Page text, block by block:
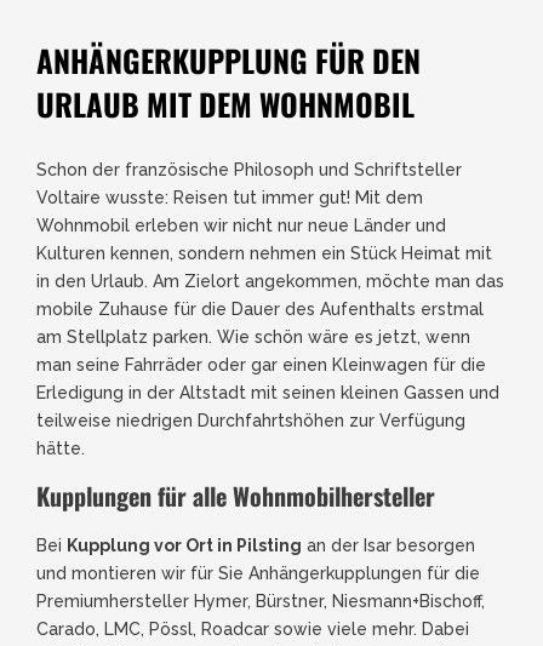
ANHÄNGERKUPPLUNG FÜR DEN
URLAUB MIT DEM WOHNMOBIL
Schon der französische Philosoph und Schriftsteller
Voltaire wusste: Reisen tut immer gut! Mit dem
Wohnmobil erleben wir nicht nur neue Länder und
Kulturen kennen, sondern nehmen ein Stück Heimat mit
in den Urlaub. Am Zielort angekommen, möchte man das
mobile Zuhause für die Dauer des Aufenthalts erstmal
am Stellplatz parken. Wie schön wäre es jetzt, wenn
man seine Fahrräder oder gar einen Kleinwagen für die
Erledigung in der Altstadt mit seinen kleinen Gassen und
teilweise niedrigen Durchfahrtshöhen zur Verfügung
hätte.
Kupplungen für alle Wohnmobilhersteller
Bei Kupplung vor Ort in Pilsting an der Isar besorgen
und montieren wir für Sie Anhängerkupplungen für die
Premiumhersteller Hymer, Bürstner, Niesmann+Bischoff,
Carado, LMC, Pössl, Roadcar sowie viele mehr. Dabei